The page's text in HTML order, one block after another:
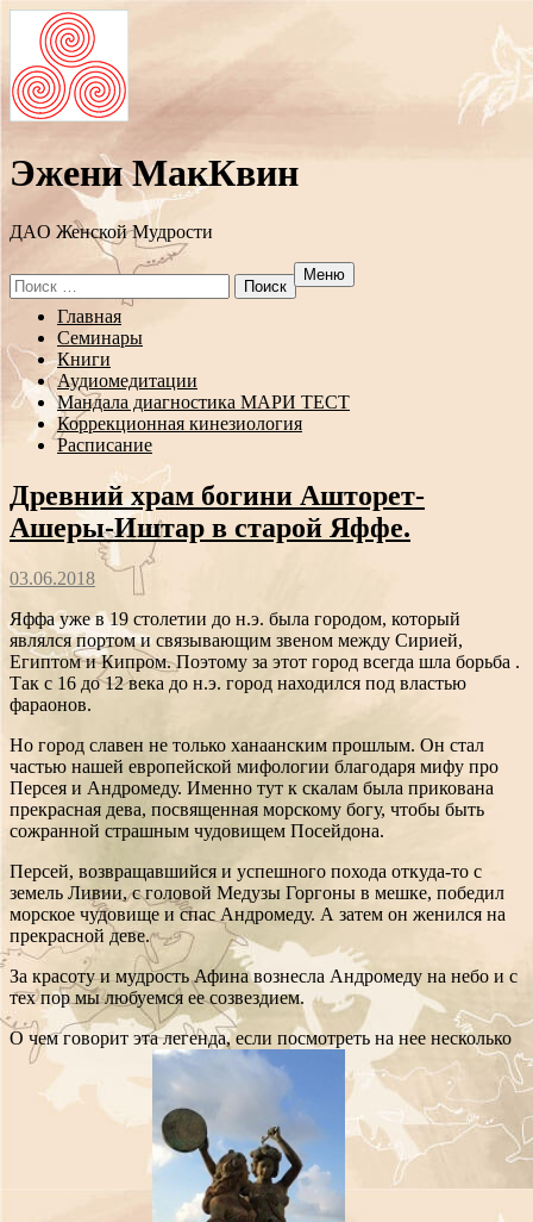
Эжени МакКвин
ДAO Женской Мудрости
Search
for:
Меню
Перейти
содержанию
Главная
Семинары
Книги
Аудиомедитации
Мандала диагностика МАРИ ТЕСТ
Коррекционная кинезиология
Расписание
Древний храм богини Ашторет-
Ашеры-Иштар в старой Яффе.
03.06.2018
Яффа уже в 19 столетии до н.э. была городом, который
являлся портом и связывающим звеном между Сирией,
Египтом и Кипром. Поэтому за этот город всегда шла борьба .
Так с 16 до 12 века до н.э. город находился под властью
фараонов.
Но город славен не только ханаанским прошлым. Он стал
частью нашей европейской мифологии благодаря мифу про
Персея и Андромеду. Именно тут к скалам была прикована
прекрасная дева, посвященная морскому богу, чтобы быть
сожранной страшным чудовищем Посейдона.
Персей, возвращавшийся и успешного похода откуда-то с
земель Ливии, с головой Медузы Горгоны в мешке, победил
морское чудовище и спас Андромеду. А затем он женился на
прекрасной деве.
За красоту и мудрость Афина вознесла Андромеду на небо и с
тех пор мы любуемся ее созвездием.
О чем говорит эта легенда, если посмотреть на нее несколько